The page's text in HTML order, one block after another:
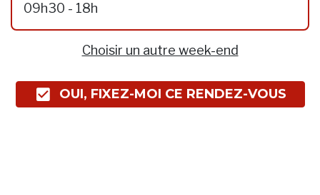
09h30 - 18h
Choisir un autre week-end
OUI, FIXEZ-MOI CE RENDEZ-VOUS